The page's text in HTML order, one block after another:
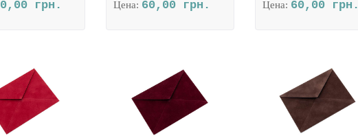
грн. Цена: 60,00 грн. Цена: 60,00 грн.